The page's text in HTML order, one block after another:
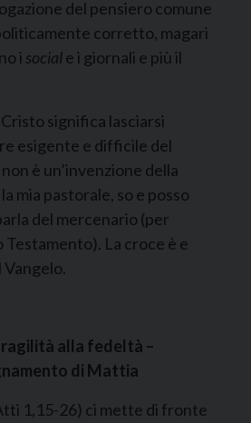
del pensiero comune
corretto, magari
i sociale i giornali e più il
significa lasciarsi
esigente e difficile del
è un’invenzione della
mia pastorale, so e posso
del mercenario (per
La croce è e
Vangelo.
alla fedeltà –
di Mattia
1,15-26) ci mette di fronte